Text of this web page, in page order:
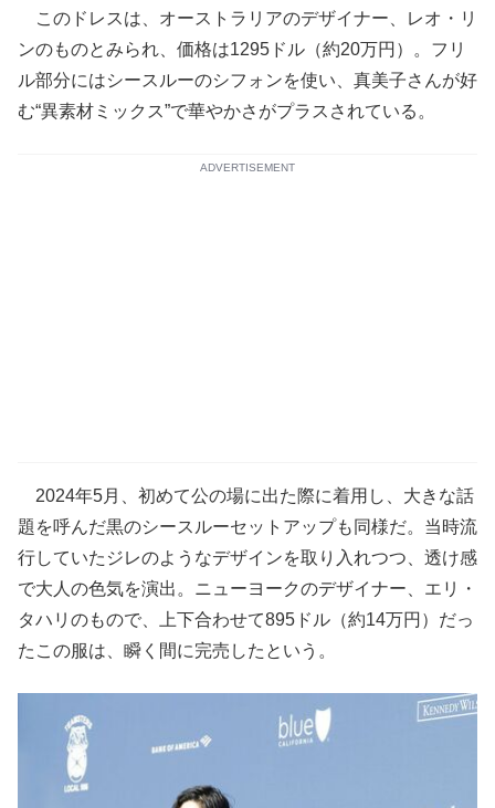
このドレスは、オーストラリアのデザイナー、レオ・リ
ンのものとみられ、価格は1295ドル（約20万円）。フリ
ル部分にはシースルーのシフォンを使い、真美子さんが好
む“異素材ミックス”で華やかさがプラスされている。
ADVERTISEMENT
2024年5月、初めて公の場に出た際に着用し、大きな話
題を呼んだ黒のシースルーセットアップも同様だ。当時流
行していたジレのようなデザインを取り入れつつ、透け感
で大人の色気を演出。ニューヨークのデザイナー、エリ・
タハリのもので、上下合わせて895ドル（約14万円）だっ
たこの服は、瞬く間に完売したという。